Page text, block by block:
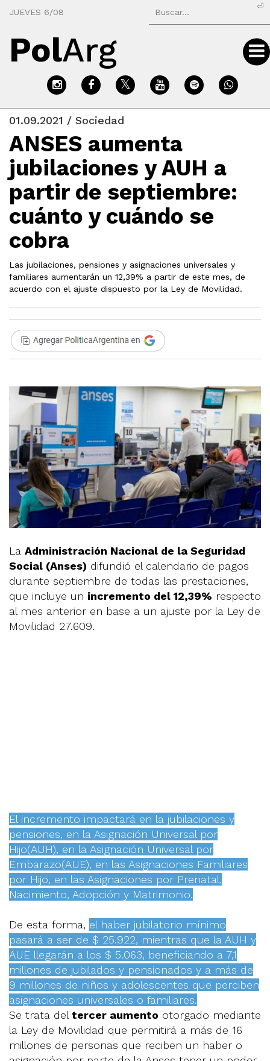
JUEVES 6/08
⏎
PolArg
01.09.2021 / Sociedad
ANSES aumenta
jubilaciones y AUH a
partir de septiembre:
cuánto y cuándo se
cobra
Las jubilaciones, pensiones y asignaciones universales y
familiares aumentarán un 12,39% a partir de este mes, de
acuerdo con el ajuste dispuesto por la Ley de Movilidad.
La Administración Nacional de la Seguridad
Social (Anses) difundió el calendario de pagos
durante septiembre de todas las prestaciones,
que incluye un incremento del 12,39% respecto
al mes anterior en base a un ajuste por la Ley de
Movilidad 27.609.
El incremento impactará en la jubilaciones y
pensiones, en la Asignación Universal por
Hijo(AUH), en la Asignación Universal por
Embarazo(AUE), en las Asignaciones Familiares
por Hijo, en las Asignaciones por Prenatal,
Nacimiento, Adopción y Matrimonio.
De esta forma, el haber jubilatorio mínimo
pasará a ser de $ 25.922, mientras que la AUH y
AUE llegarán a los $ 5.063, beneficiando a 7,1
millones de jubilados y pensionados y a más de
9 millones de niños y adolescentes que perciben
asignaciones universales o familiares.
Se trata del tercer aumento otorgado mediante
la Ley de Movilidad que permitirá a más de 16
millones de personas que reciben un haber o